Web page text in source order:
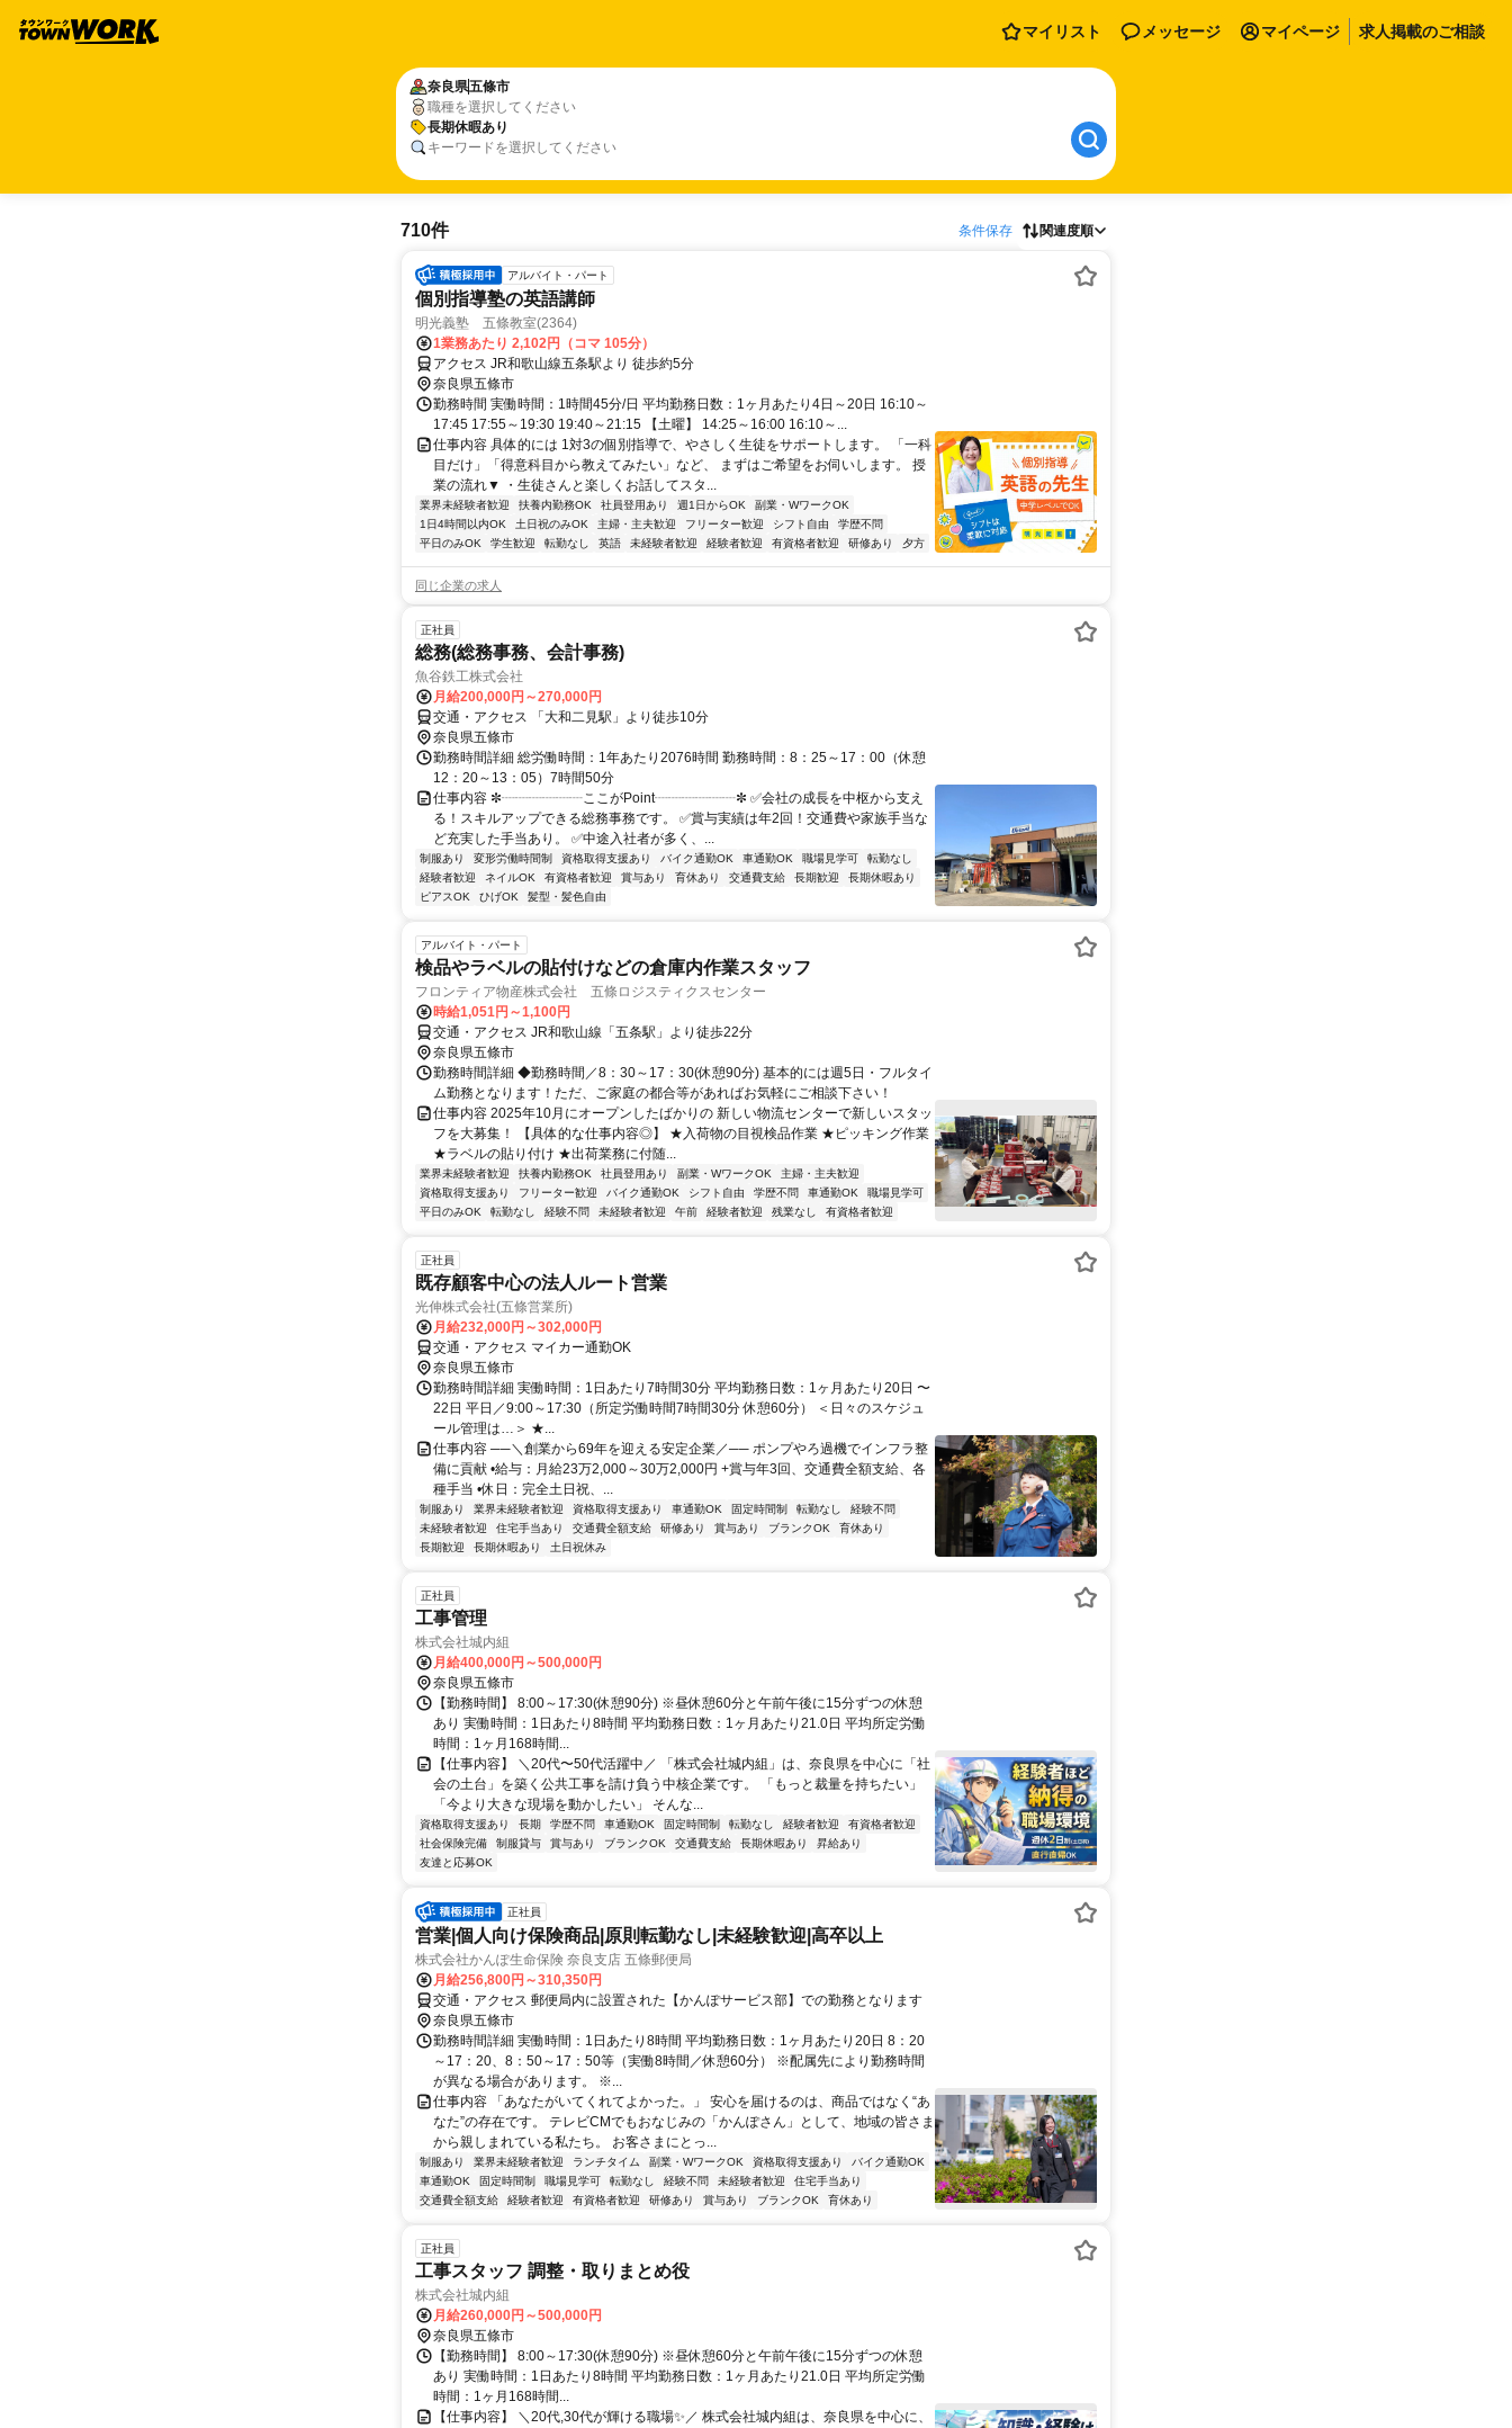
マイリスト メッセージ マイページ 求人掲載のご相談
奈良県五條市
職種を選択してください
長期休暇あり
キーワードを選択してください
710件 条件保存 関連度順
アルバイト・パート
個別指導塾の英語講師
明光義塾 五條教室(2364)
1業務あたり 2,102円（コマ 105分）
アクセス JR和歌山線五条駅より 徒歩約5分
奈良県五條市
勤務時間 実働時間：1時間45分/日 平均勤務日数：1ヶ月あたり4日～20日 16:10～
17:45 17:55～19:30 19:40～21:15 【土曜】 14:25～16:00 16:10～...
仕事内容 具体的には 1対3の個別指導で、やさしく生徒をサポートします。 「一科
目だけ」「得意科目から教えてみたい」など、 まずはご希望をお伺いします。 授
業の流れ▼ ・生徒さんと楽しくお話してスタ...
業界未経験者歓迎 扶養内勤務OK 社員登用あり 週1日からOK
副業・WワークOK
1日4時間以内OK
土日祝のみOK 主婦・主夫歓迎 フリーター歓迎 シフト自由
学歴不問
平日のみOK
学生歓迎 転勤なし 英語 未経験者歓迎 経験者歓迎 有資格者歓迎 研修あり 夕方
同じ企業の求人
正社員
総務(総務事務、会計事務)
魚谷鉄工株式会社
月給200,000円～270,000円
交通・アクセス 「大和二見駅」より徒歩10分
奈良県五條市
勤務時間詳細 総労働時間：1年あたり2076時間 勤務時間：8：25～17：00（休憩
12：20～13：05）7時間50分
仕事内容 ✼┈┈┈┈┈┈ここがPoint┈┈┈┈┈┈✼ ✅会社の成長を中枢から支え
る！スキルアップできる総務事務です。 ✅賞与実績は年2回！交通費や家族手当な
ど充実した手当あり。 ✅中途入社者が多く、...
制服あり 変形労働時間制 資格取得支援あり バイク通勤OK 車通勤OK 職場見学可
転勤なし
経験者歓迎
ネイルOK 有資格者歓迎 賞与あり 育休あり 交通費支給 長期歓迎
長期休暇あり
ピアスOK
ひげOK 髪型・髪色自由
アルバイト・パート
検品やラベルの貼付けなどの倉庫内作業スタッフ
フロンティア物産株式会社 五條ロジスティクスセンター
時給1,051円～1,100円
交通・アクセス JR和歌山線「五条駅」より徒歩22分
奈良県五條市
勤務時間詳細 ◆勤務時間／8：30～17：30(休憩90分) 基本的には週5日・フルタイ
ム勤務となります！ただ、ご家庭の都合等があればお気軽にご相談下さい！
仕事内容 2025年10月にオープンしたばかりの 新しい物流センターで新しいスタッ
フを大募集！ 【具体的な仕事内容◎】 ★入荷物の目視検品作業 ★ピッキング作業
★ラベルの貼り付け ★出荷業務に付随...
業界未経験者歓迎 扶養内勤務OK 社員登用あり 副業・WワークOK
主婦・主夫歓迎
資格取得支援あり
フリーター歓迎 バイク通勤OK シフト自由 学歴不問 車通勤OK
職場見学可
平日のみOK
転勤なし 経験不問 未経験者歓迎 午前 経験者歓迎 残業なし 有資格者歓迎
正社員
既存顧客中心の法人ルート営業
光伸株式会社(五條営業所)
月給232,000円～302,000円
交通・アクセス マイカー通勤OK
奈良県五條市
勤務時間詳細 実働時間：1日あたり7時間30分 平均勤務日数：1ヶ月あたり20日 〜
22日 平日／9:00～17:30（所定労働時間7時間30分 休憩60分） ＜日々のスケジュ
ール管理は…＞ ★...
仕事内容 ──＼創業から69年を迎える安定企業／── ポンプやろ過機でインフラ整
備に貢献 •給与：月給23万2,000～30万2,000円 +賞与年3回、交通費全額支給、各
種手当 •休日：完全土日祝、...
制服あり 業界未経験者歓迎 資格取得支援あり 車通勤OK 固定時間制 転勤なし
経験不問
未経験者歓迎
住宅手当あり 交通費全額支給 研修あり 賞与あり ブランクOK
育休あり
長期歓迎
長期休暇あり 土日祝休み
正社員
工事管理
株式会社城内組
月給400,000円～500,000円
奈良県五條市
【勤務時間】 8:00～17:30(休憩90分) ※昼休憩60分と午前午後に15分ずつの休憩
あり 実働時間：1日あたり8時間 平均勤務日数：1ヶ月あたり21.0日 平均所定労働
時間：1ヶ月168時間...
【仕事内容】 ＼20代〜50代活躍中／ 「株式会社城内組」は、奈良県を中心に「社
会の土台」を築く公共工事を請け負う中核企業です。 「もっと裁量を持ちたい」
「今より大きな現場を動かしたい」 そんな...
資格取得支援あり 長期 学歴不問 車通勤OK 固定時間制 転勤なし 経験者歓迎
有資格者歓迎
社会保険完備
制服貸与 賞与あり ブランクOK 交通費支給 長期休暇あり
昇給あり
友達と応募OK
正社員
営業|個人向け保険商品|原則転勤なし|未経験歓迎|高卒以上
株式会社かんぽ生命保険 奈良支店 五條郵便局
月給256,800円～310,350円
交通・アクセス 郵便局内に設置された【かんぽサービス部】での勤務となります
奈良県五條市
勤務時間詳細 実働時間：1日あたり8時間 平均勤務日数：1ヶ月あたり20日 8：20
～17：20、8：50～17：50等（実働8時間／休憩60分） ※配属先により勤務時間
が異なる場合があります。 ※...
仕事内容 「あなたがいてくれてよかった。」 安心を届けるのは、商品ではなく“あ
なた”の存在です。 テレビCMでもおなじみの「かんぽさん」として、地域の皆さま
から親しまれている私たち。 お客さまにとっ...
制服あり 業界未経験者歓迎 ランチタイム 副業・WワークOK 資格取得支援あり
バイク通勤OK
車通勤OK
固定時間制 職場見学可 転勤なし 経験不問 未経験者歓迎
住宅手当あり
交通費全額支給
経験者歓迎 有資格者歓迎 研修あり 賞与あり ブランクOK 育休あり
正社員
工事スタッフ 調整・取りまとめ役
株式会社城内組
月給260,000円～500,000円
奈良県五條市
【勤務時間】 8:00～17:30(休憩90分) ※昼休憩60分と午前午後に15分ずつの休憩
あり 実働時間：1日あたり8時間 平均勤務日数：1ヶ月あたり21.0日 平均所定労働
時間：1ヶ月168時間...
【仕事内容】 ＼20代,30代が輝ける職場✨／ 株式会社城内組は、奈良県を中心に、